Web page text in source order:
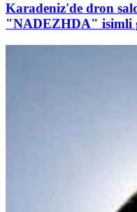
Karadeniz'de dron
"NADEZHDA" isimli